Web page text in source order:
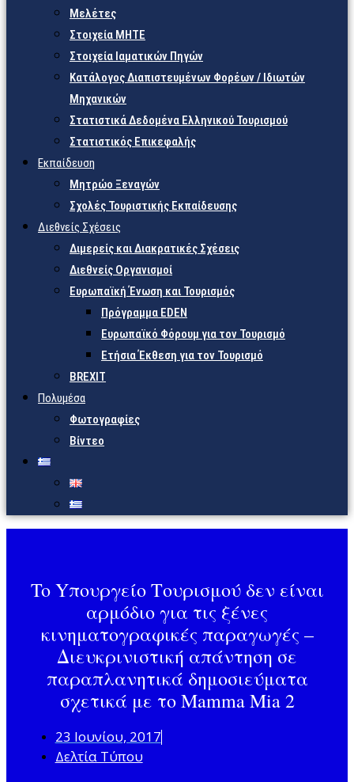
Μελέτες
Στοιχεία ΜΗΤΕ
Στοιχεία Ιαματικών Πηγών
Κατάλογος Διαπιστευμένων Φορέων / Ιδιωτών
Μηχανικών
Στατιστικά Δεδομένα Ελληνικού Τουρισμού
Στατιστικός Επικεφαλής
Εκπαίδευση
Μητρώο Ξεναγών
Σχολές Τουριστικής Εκπαίδευσης
Διεθνείς Σχέσεις
Διμερείς και Διακρατικές Σχέσεις
Διεθνείς Οργανισμοί
Ευρωπαϊκή Ένωση και Τουρισμός
Πρόγραμμα EDEN
Ευρωπαϊκό Φόρουμ για τον Τουρισμό
Ετήσια Έκθεση για τον Τουρισμό
BREXIT
Πολυμέσα
Φωτογραφίες
Βίντεο
To Yπουργείο Τουρισμού δεν είναι
αρμόδιο για τις ξένες
κινηματογραφικές παραγωγές –
Διευκρινιστική απάντηση σε
παραπλανητικά δημοσιεύματα
σχετικά με το Μamma Mia 2
23 Ιουνίου, 2017
Δελτία Τύπου